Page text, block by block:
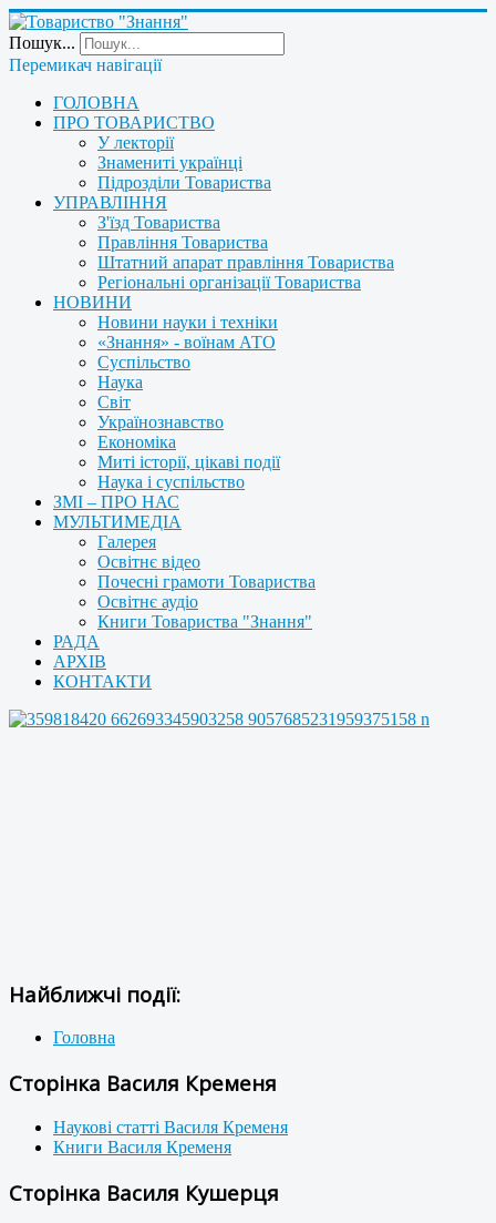
Пошук...
Перемикач навігації
ГОЛОВНА
ПРО ТОВАРИСТВО
У лекторії
Знамениті українці
Підрозділи Товариства
УПРАВЛІННЯ
З'їзд Товариства
Правління Товариства
Штатний апарат правління Товариства
Регіональні організації Товариства
НОВИНИ
Новини науки і техніки
«Знання» - воїнам АТО
Суспільство
Наука
Світ
Українознавство
Економіка
Миті історії, цікаві події
Наука і суспільство
ЗМІ – ПРО НАС
МУЛЬТИМЕДІА
Галерея
Освітнє відео
Почесні грамоти Товариства
Освітнє аудіо
Книги Товариства "Знання"
РАДА
АРХІВ
КОНТАКТИ
Найближчі події:
Головна
Сторінка Василя Кременя
Наукові статті Василя Кременя
Книги Василя Кременя
Сторінка Василя Кушерця